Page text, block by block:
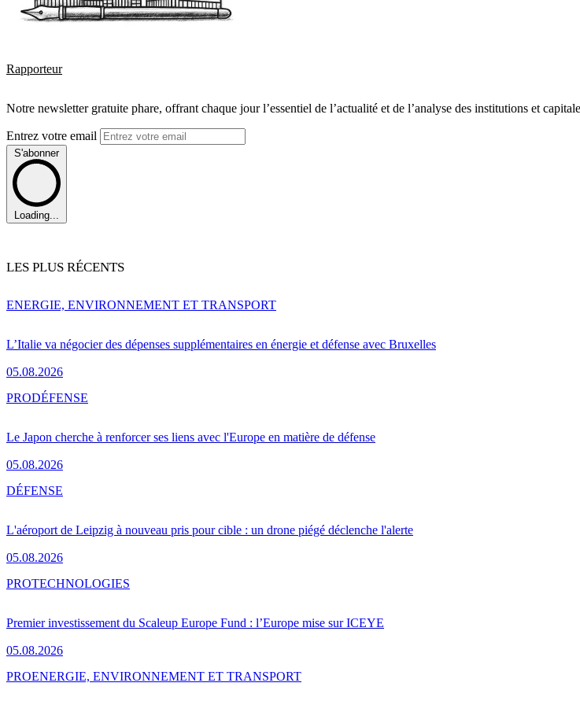
Rapporteur
Notre newsletter gratuite phare, offrant chaque jour l’essentiel de l’actualité et de l’analyse des institutions et
Entrez votre email
S'abonner
Loading...
LES PLUS RÉCENTS
L’Italie va négocier des dépenses supplémentaires en énergie et défense avec Bruxelles
05.08.2026
ENERGIE, ENVIRONNEMENT ET TRANSPORT
Le Japon cherche à renforcer ses liens avec l'Europe en matière de défense
05.08.2026
PRODÉFENSE
L'aéroport de Leipzig à nouveau pris pour cible : un drone piégé déclenche l'alerte
05.08.2026
DÉFENSE
Premier investissement du Scaleup Europe Fund : l’Europe mise sur ICEYE
05.08.2026
PROTECHNOLOGIES
PROENERGIE, ENVIRONNEMENT ET TRANSPORT